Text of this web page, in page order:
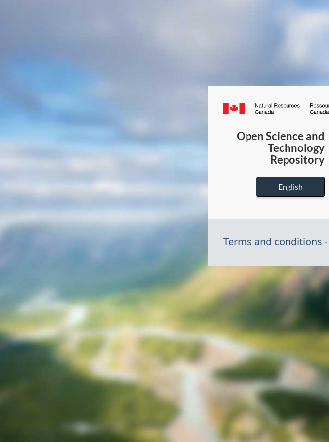
Canada.ca
Open Science and
Technology
Repository
English
Terms and conditions